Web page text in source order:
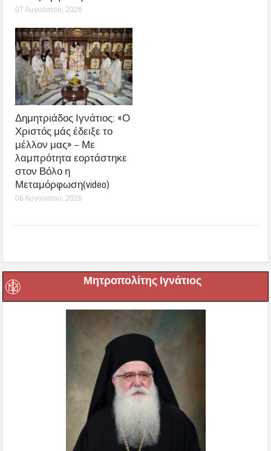
07 Αυγούστου, 2026
Δημητριάδος Ιγνάτιος: «Ο
Χριστός μάς έδειξε το
μέλλον μας» – Με
λαμπρότητα εορτάστηκε
στον Βόλο η
Μεταμόρφωση(video)
06 Αυγούστου, 2026
Μητροπολίτης Ιγνάτιος